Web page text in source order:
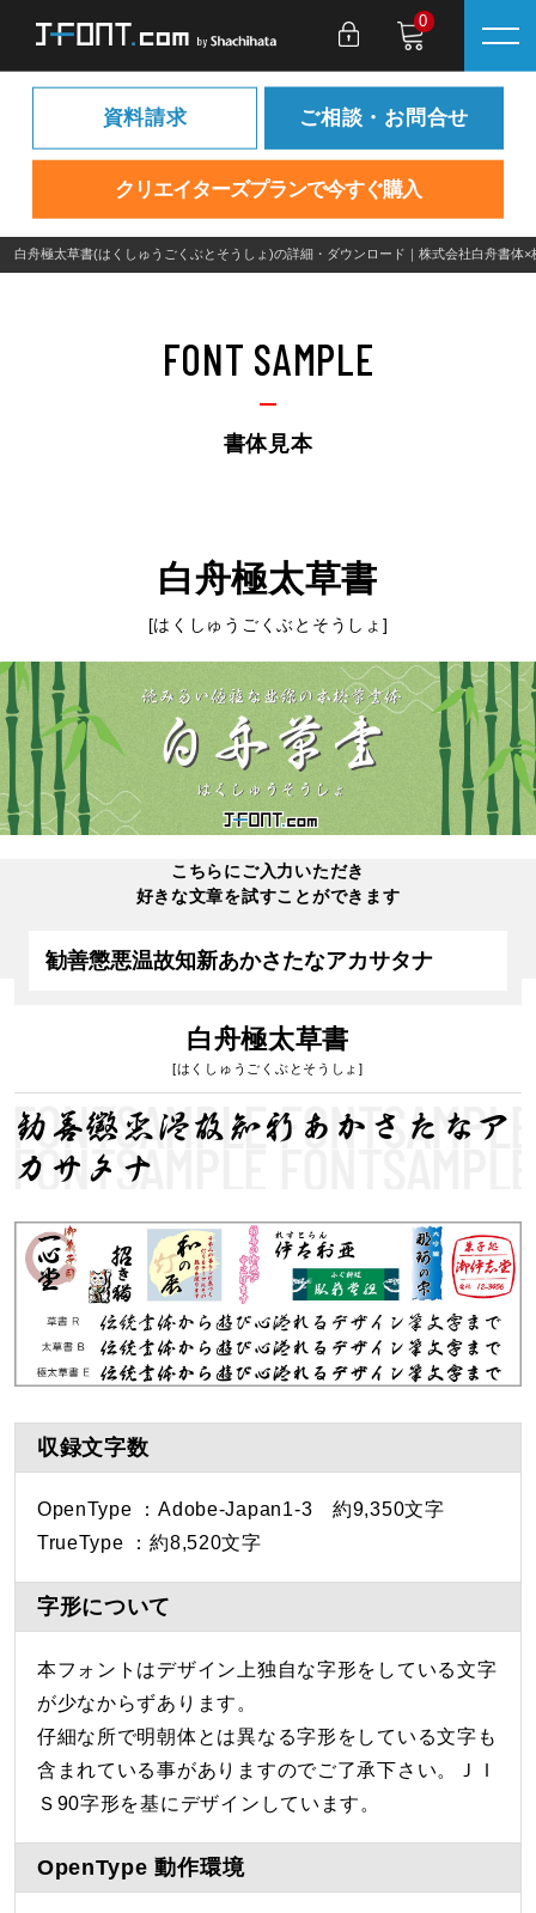
資料請求 ご相談・お問合せ
クリエイターズプランで今すぐ購入
0
白舟極太草書(はくしゅうごくぶとそうしょ)の詳細・ダウンロード｜株式会社白舟書体
FONT SAMPLE
書体見本
白舟極太草書
[はくしゅうごくぶとそうしょ]
こちらにご入力いただき
好きな文章を試すことができます
白舟極太草書
[はくしゅうごくぶとそうしょ]
勧善懲悪温故知新あかさたなア
カサタナ
収録文字数
OpenType ：Adobe-Japan1-3 約9,350文字
TrueType ：約8,520文字
字形について
本フォントはデザイン上独自な字形をしている文字
が少なからずあります。
仔細な所で明朝体とは異なる字形をしている文字も
含まれている事がありますのでご了承下さい。ＪＩ
Ｓ90字形を基にデザインしています。
OpenType 動作環境